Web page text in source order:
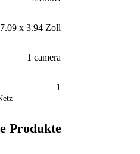
x 3.94 Zoll
1 camera
1
Produkte